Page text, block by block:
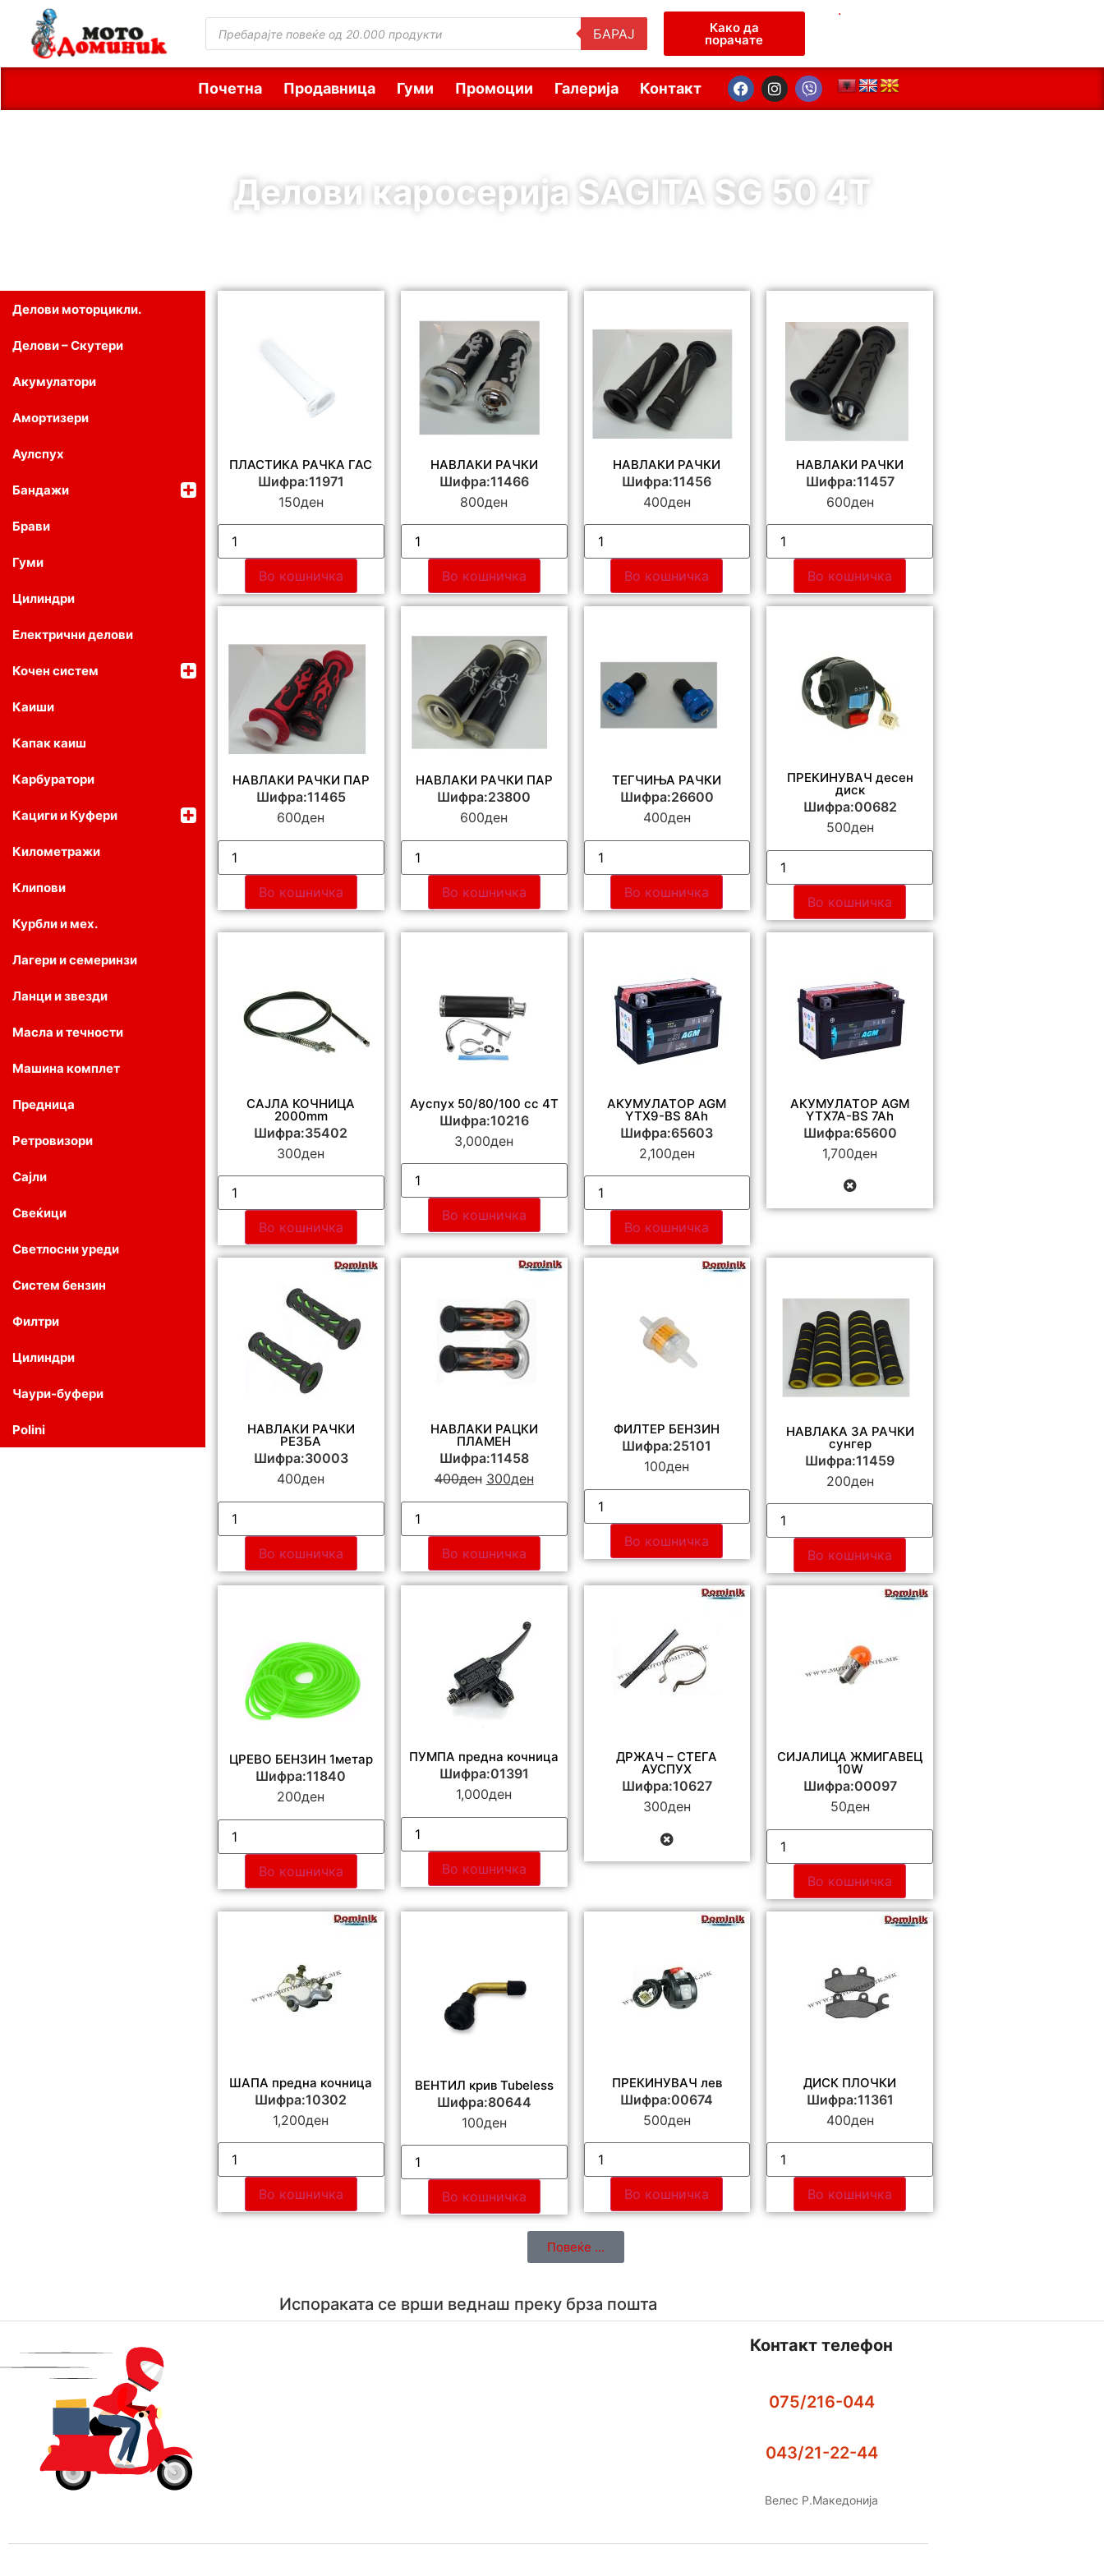
БАРАЈ Како да
порачате
.
Почетна Продавница Гуми Промоции Галерија Контакт
Делови каросерија SAGITA SG 50 4T
Делови моторцикли.
Делови – Скутери
Акумулатори
Амортизери
Аулспух
Бандажи
Брави
Гуми
Цилиндри
Електрични делови
Кочен систем
Каиши
Капак каиш
Карбуратори
Кациги и Куфери
Километражи
Клипови
Курбли и мех.
Лагери и семеринзи
Ланци и звезди
Масла и течности
Машина комплет
Предница
Ретровизори
Сајли
Свеќици
Светлосни уреди
Систем бензин
Филтри
Цилиндри
Чаури-буфери
Polini
ПЛАСТИКА РАЧКА ГАС
Шифра:11971
150ден
Во кошничка
НАВЛАКИ РАЧКИ
Шифра:11466
800ден
Во кошничка
НАВЛАКИ РАЧКИ
Шифра:11456
400ден
Во кошничка
НАВЛАКИ РАЧКИ
Шифра:11457
600ден
Во кошничка
НАВЛАКИ РАЧКИ ПАР
Шифра:11465
600ден
Во кошничка
НАВЛАКИ РАЧКИ ПАР
Шифра:23800
600ден
Во кошничка
ТЕГЧИЊА РАЧКИ
Шифра:26600
400ден
Во кошничка
ПРЕКИНУВАЧ десен
диск
Шифра:00682
500ден
Во кошничка
САЈЛА КОЧНИЦА
2000mm
Шифра:35402
300ден
Во кошничка
Ауспух 50/80/100 cc 4Т
Шифра:10216
3,000ден
Во кошничка
АКУМУЛАТОР AGM
YTX9-BS 8Ah
Шифра:65603
2,100ден
Во кошничка
АКУМУЛАТОР AGM
YTX7A-BS 7Ah
Шифра:65600
1,700ден
НАВЛАКИ РАЧКИ
РЕЗБА
Шифра:30003
400ден
Во кошничка
НАВЛАКИ РАЦКИ
ПЛАМЕН
Шифра:11458
400ден 300ден
Во кошничка
ФИЛТЕР БЕНЗИН
Шифра:25101
100ден
Во кошничка
НАВЛАКА ЗА РАЧКИ
сунгер
Шифра:11459
200ден
Во кошничка
ЦРЕВО БЕНЗИН 1метар
Шифра:11840
200ден
Во кошничка
ПУМПА предна кочница
Шифра:01391
1,000ден
Во кошничка
ДРЖАЧ – СТЕГА
АУСПУХ
Шифра:10627
300ден
СИЈАЛИЦА ЖМИГАВЕЦ
10W
Шифра:00097
50ден
Во кошничка
ШАПА предна кочница
Шифра:10302
1,200ден
Во кошничка
ВЕНТИЛ крив Tubeless
Шифра:80644
100ден
Во кошничка
ПРЕКИНУВАЧ лев
Шифра:00674
500ден
Во кошничка
ДИСК ПЛОЧКИ
Шифра:11361
400ден
Во кошничка
Повеќе ...
Испораката се врши веднаш преку брза пошта
Контакт телефон
075/216-044
043/21-22-44
Велес Р.Македонија